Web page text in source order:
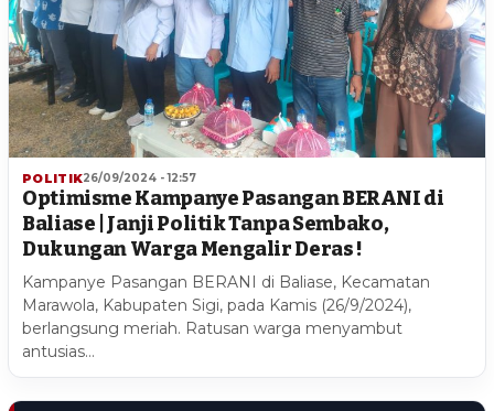
POLITIK26/09/2024 - 12:57
Optimisme Kampanye Pasangan BERANI di
Baliase | Janji Politik Tanpa Sembako,
Dukungan Warga Mengalir Deras !
Kampanye Pasangan BERANI di Baliase, Kecamatan
Marawola, Kabupaten Sigi, pada Kamis (26/9/2024),
berlangsung meriah. Ratusan warga menyambut
antusias…